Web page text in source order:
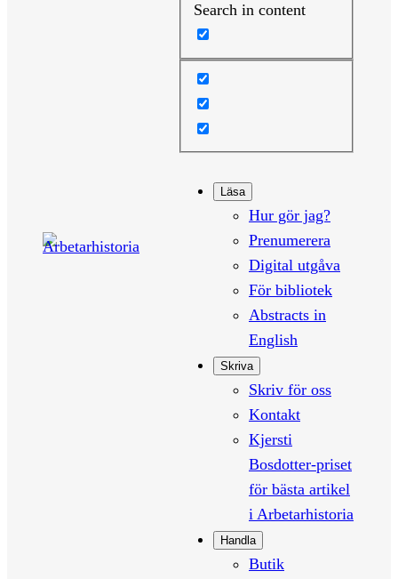
Search in content
Läsa
Hur gör jag?
Prenumerera
Digital utgåva
För bibliotek
Abstracts in
English
Skriva
Skriv för oss
Kontakt
Kjersti
Bosdotter-priset
för bästa artikel
i Arbetarhistoria
Handla
Butik